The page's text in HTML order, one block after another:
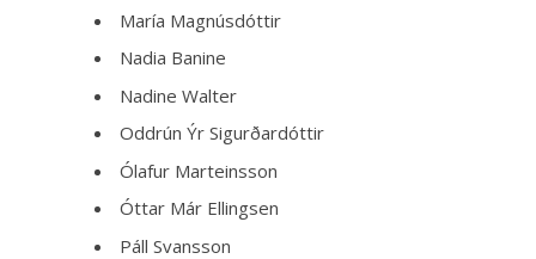
María Magnúsdóttir
Nadia Banine
Nadine Walter
Oddrún Ýr Sigurðardóttir
Ólafur Marteinsson
Óttar Már Ellingsen
Páll Svansson